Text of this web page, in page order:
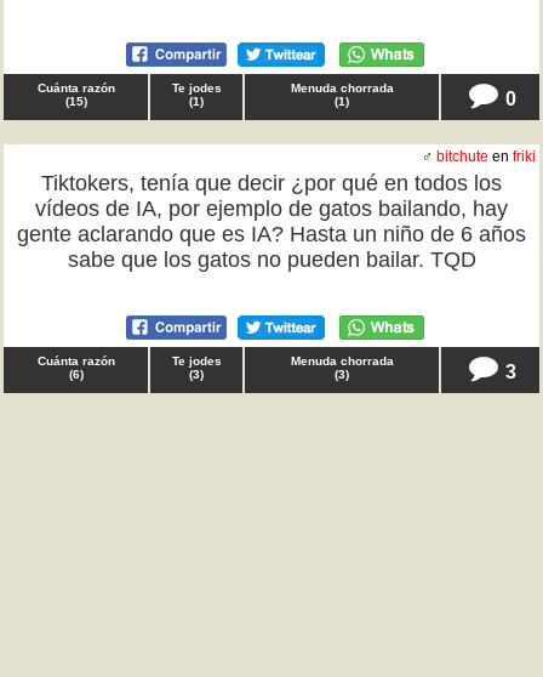
Cuánta razón
(15)
Te jodes
(1)
Menuda chorrada
(1) 0
♂ bitchute en friki
Tiktokers, tenía que decir ¿por qué en todos los
vídeos de IA, por ejemplo de gatos bailando, hay
gente aclarando que es IA? Hasta un niño de 6 años
sabe que los gatos no pueden bailar. TQD
Cuánta razón
(6)
Te jodes
(3)
Menuda chorrada
(3) 3